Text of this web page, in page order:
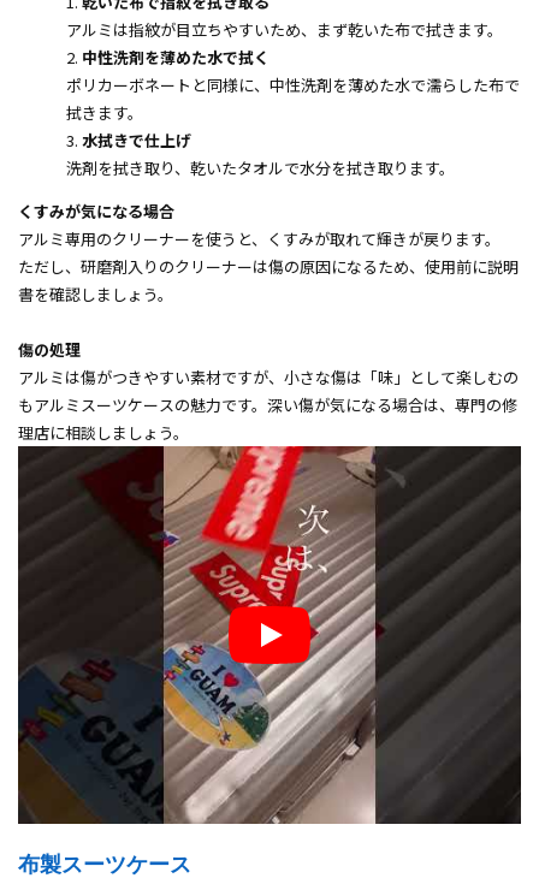
アルミは指紋が目立ちやすいため、まず乾いた布で拭きます。
中性洗剤を薄めた水で拭く
ポリカーボネートと同様に、中性洗剤を薄めた水で濡らした布で
拭きます。
水拭きで仕上げ
洗剤を拭き取り、乾いたタオルで水分を拭き取ります。
くすみが気になる場合
アルミ専用のクリーナーを使うと、くすみが取れて輝きが戻ります。
ただし、研磨剤入りのクリーナーは傷の原因になるため、使用前に説明
書を確認しましょう。
傷の処理
アルミは傷がつきやすい素材ですが、小さな傷は「味」として楽しむの
もアルミスーツケースの魅力です。深い傷が気になる場合は、専門の修
理店に相談しましょう。
布製スーツケース